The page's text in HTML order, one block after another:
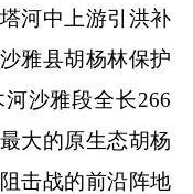
河中上游引洪补
雅县胡杨林保护
沙雅段全长266
大的原生态胡杨
击战的前沿阵地